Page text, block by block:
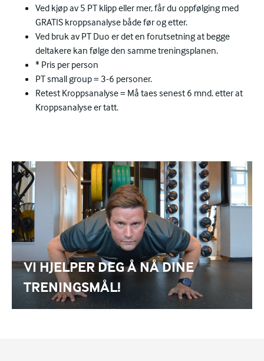
Ved kjøp av 5 PT klipp eller mer, får du oppfølging med
GRATIS kroppsanalyse både før og etter.
Ved bruk av PT Duo er det en forutsetning at begge
deltakere kan følge den samme treningsplanen.
* Pris per person
PT small group = 3-6 personer.
Retest Kroppsanalyse = Må taes senest 6 mnd. etter at
Kroppsanalyse er tatt.
VI HJELPER DEG Å NÅ DINE
TRENINGSMÅL!